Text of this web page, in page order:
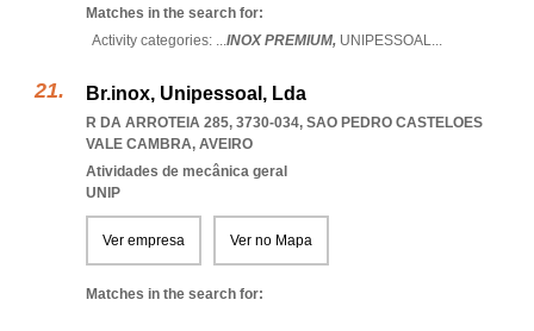
Matches in the search for:
Activity categories: ...INOX PREMIUM, UNIPESSOAL...
Br.inox, Unipessoal, Lda
R DA ARROTEIA 285, 3730-034, SAO PEDRO CASTELOES
VALE CAMBRA, AVEIRO
Atividades de mecânica geral
UNIP
Ver empresa Ver no Mapa
Matches in the search for: